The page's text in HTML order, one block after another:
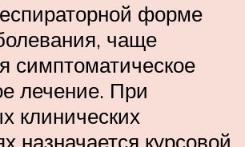
форме
чаще
симптоматическое
лечение. При
клинических
назначается курсовой